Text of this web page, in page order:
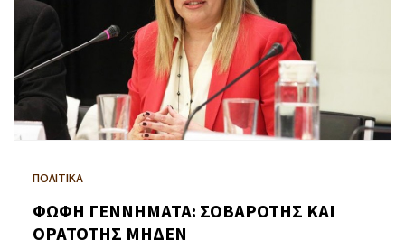
ΠΟΛΙΤΙΚΑ
ΦΩΦΗ ΓΕΝΝΗΜΑΤΑ: ΣΟΒΑΡΟΤΗΣ ΚΑΙ
ΟΡΑΤΟΤΗΣ ΜΗΔΕΝ